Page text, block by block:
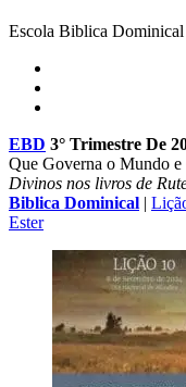
Escola Biblica Dominical
EBD 3° Trimestre De
Que Governa o Mundo
Divinos nos livros de
Biblica Dominical |
Ester